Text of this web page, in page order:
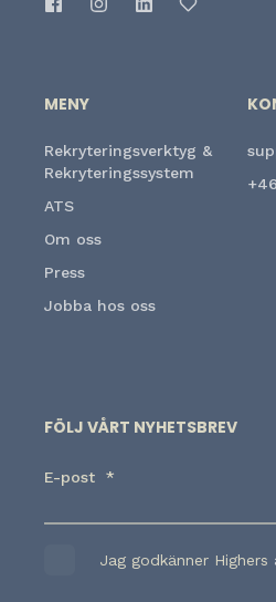
MENY
Rekryteringsverktyg &
Rekryteringssystem
ATS
Om oss
Press
Jobba hos oss
FÖLJ VÅRT NYHETSBREV
E-post *
Jag godkänner Highers